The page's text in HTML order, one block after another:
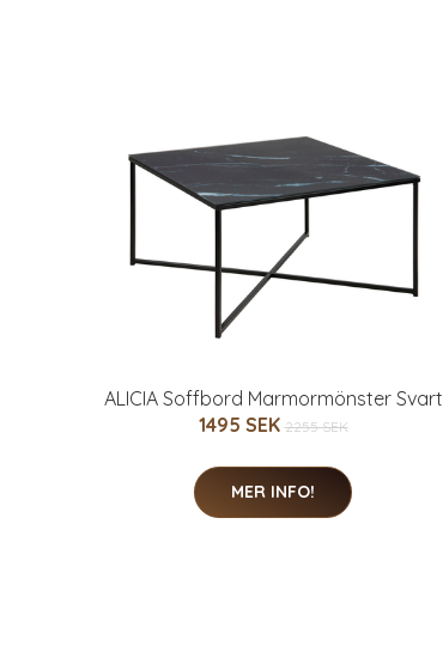
ALICIA Soffbord Marmormönster Svart
1495 SEK 2255 SEK
MER INFO!